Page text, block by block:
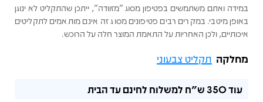
במידה ואתם משתמשים בפטיפון מסוג "מזוודה", ייתכן שהתקליט לא ינוגן
באופן מיטבי. במקרים רבים פטיפונים מסוג זה אינם מותאמים לתקליטים
איכותיים, ולכן האחריות על התאמת המוצר חלה על הרוכש.
מחלקה תקליט צבעוני
עוד350 ש"ח למשלוח לחינם עד הבית